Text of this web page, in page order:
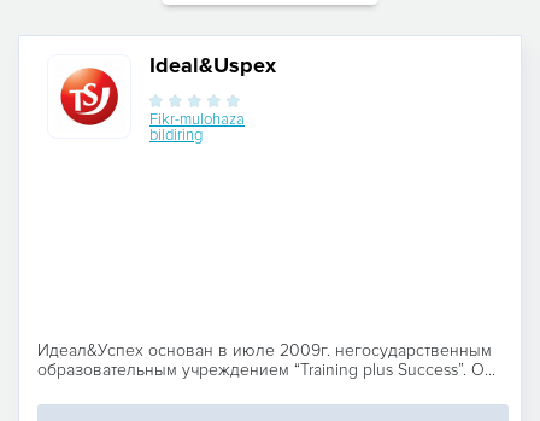
Ideal&Uspex
Fikr-mulohaza
bildiring
Идеал&Успех основан в июле 2009г. негосударственным
образовательным учреждением “Training plus Success”. О...